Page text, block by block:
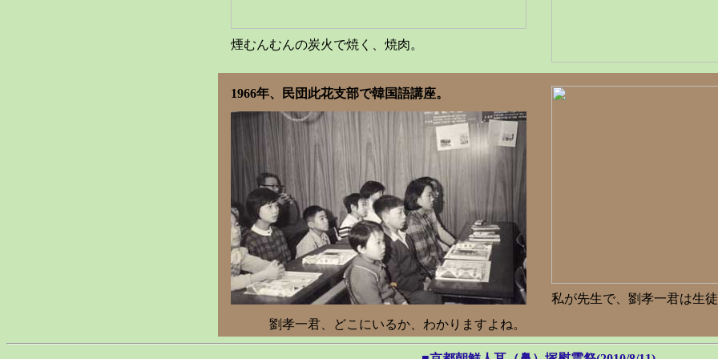
煙むんむんの炭火で焼く、焼肉。
1966年、民団此花支部で韓国語講座。
私が先生で、劉孝一君は生
劉孝一君、どこにいるか、わかりますよね。